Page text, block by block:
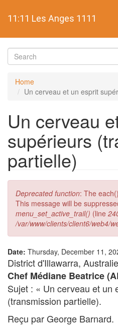
content
11:11 Les Anges 1111
Search
Home
Un cerveau et un esprit
Un cerveau
supérieurs
partielle)
Error
message
Deprecated function: The
This message will be
menu_set_active_trail() (line
/var/www/clients/client6/web4/
Date: Thursday, December 11,
District d'Illawarra,
Chef Médiane Beatrice
Sujet : « Un cerveau et un
(transmission partielle).
Reçu par George Barnard.